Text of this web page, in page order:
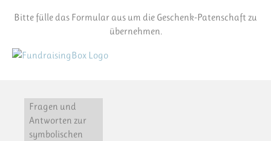
Bitte fülle das Formular aus um die Geschenk-Patenschaft zu
übernehmen.
Fragen und
Antworten zur
symbolischen